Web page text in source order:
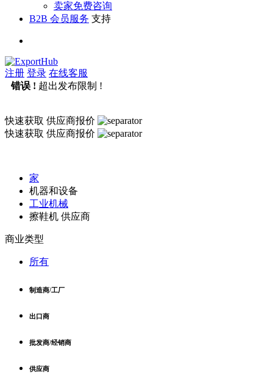
卖家免费咨询
B2B 会员服务 支持
注册 登录 在线客服
错误 ! 超出发布限制 !
快速获取 供应商报价
快速获取 供应商报价
家
机器和设备
工业机械
擦鞋机 供应商
商业类型
所有
制造商/工厂
出口商
批发商/经销商
供应商